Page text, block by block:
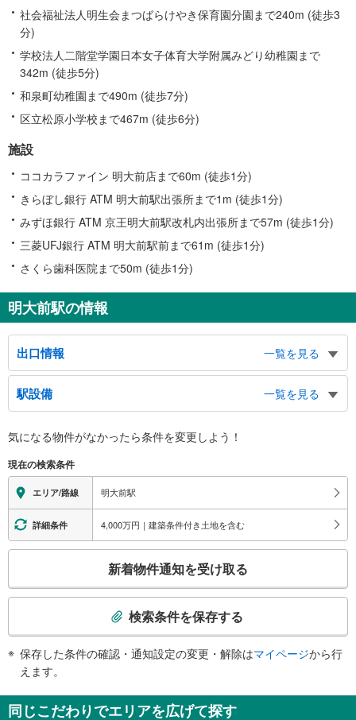
社会福祉法人明生会まつばらけやき保育園分園まで240m (徒歩3
分)
学校法人二階堂学園日本女子体育大学附属みどり幼稚園まで
342m (徒歩5分)
和泉町幼稚園まで490m (徒歩7分)
区立松原小学校まで467m (徒歩6分)
施設
ココカラファイン 明大前店まで60m (徒歩1分)
きらぼし銀行 ATM 明大前駅出張所まで1m (徒歩1分)
みずほ銀行 ATM 京王明大前駅改札内出張所まで57m (徒歩1分)
三菱UFJ銀行 ATM 明大前駅前まで61m (徒歩1分)
さくら歯科医院まで50m (徒歩1分)
明大前駅の情報
出口情報
一覧を見る
中央口
和泉２丁目方面、永福１丁目方面、松原１・２・３丁目方面、甲州街道方面、
明治大学（和泉校舎）方面
フレンテ口
駅設備
一覧を見る
※段差なしでの移動経路
地上⇔改札⇔ホーム：○
エレベータ
［京王線］
・１番線ホーム（２Ｆ）⇔改札内通路（１Ｆ）
・２番線ホーム（２Ｆ）⇔改札内通路（１Ｆ）⇔井の頭線４番線ホーム（Ｂ１
Ｆ）
エスカレータ
・連絡通路（２番線ホーム直結・２Ｆ）⇔井の頭線４番線ホーム（Ｂ１Ｆ）
［井の頭線］
・３番線ホーム（Ｂ１Ｆ）⇔改札内通路（１Ｆ）
・井の頭線フレンテ口改札（出口専用・３番線ホーム直結・Ｂ１Ｆ）⇔地上出
口
トイレ
気になる物件がなかったら条件を変更しよう！
現在の検索条件
エリア/路線 明大前駅
詳細条件 4,000万円｜建築条件付き土地を含む
検
知
を
新着物件通知を受け取る
検索条件を保存する
保存した条件の確認・通知設定の変更・解除はマイページから行
えます。
同じこだわりでエリアを広げて探す